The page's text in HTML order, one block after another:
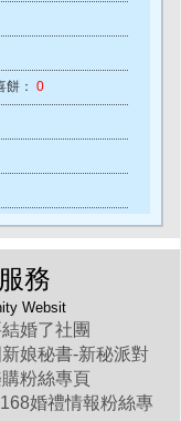
餅： 0
務
Websit
婚了社團
娘秘書-新秘派對
粉絲專頁
婚禮情報粉絲專